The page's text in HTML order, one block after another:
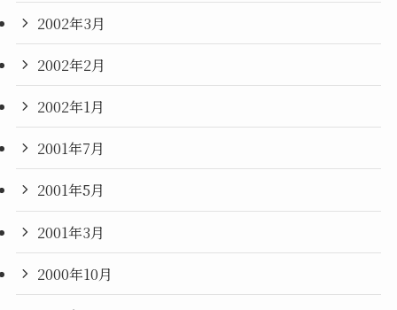
2002年3月
2002年2月
2002年1月
2001年7月
2001年5月
2001年3月
2000年10月